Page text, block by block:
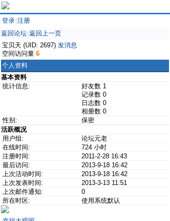
登录 注册
返回论坛 返回上一页
宝贝天 (UID: 2697) 发消息
空间访问量 6
个人资料
基本资料
统计信息:
好友数 1
记录数 0
日志数 0
相册数 0
性别:
保密
活跃概况
用户组:
论坛元老
在线时间:
724 小时
注册时间:
2011-2-28 16:43
最后访问:
2013-9-18 16:42
上次活动时间:
2013-9-18 16:42
上次发表时间:
2013-3-13 11:51
上次邮件通知:
0
所在时区:
使用系统默认